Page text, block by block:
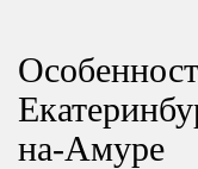
на-Амуре